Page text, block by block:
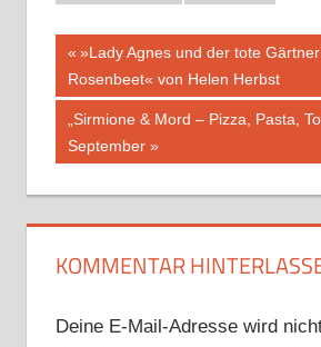
Vorheriger
Beitrag:
»Lady Agnes und der tote
Rosenbeet« von Helen Herbst
Nächster
Beitrag:
„Sirmione & Mord – Pizza, Pasta,
September
KOMMENTAR
Deine E-Mail-Adresse wird